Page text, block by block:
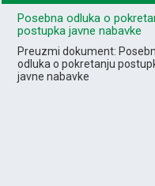
Posebna odluka o
postupka javne nabavke
Preuzmi dokument:
odluka o pokretanju
javne nabavke